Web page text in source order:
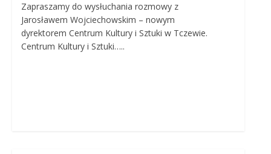
Zapraszamy do wysłuchania rozmowy z
Jarosławem Wojciechowskim – nowym
dyrektorem Centrum Kultury i Sztuki w Tczewie.
Centrum Kultury i Sztuki…..